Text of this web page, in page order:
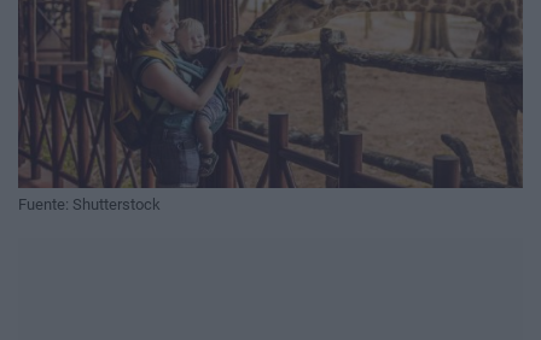
Fuente: Shutterstock